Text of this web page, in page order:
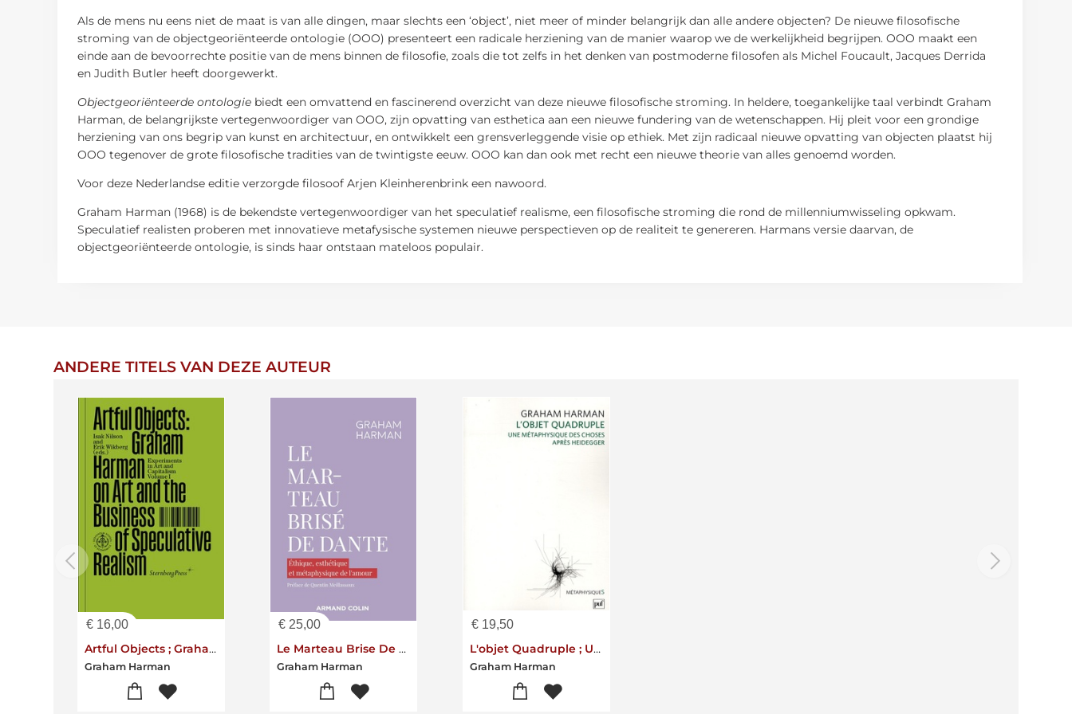
Als de mens nu eens niet de maat is van alle dingen, maar slechts een ‘object’, niet meer of minder belangrijk dan alle andere objecten? De nieuwe filosofische
stroming van de objectgeoriënteerde ontologie (OOO) presenteert een radicale herziening van de manier waarop we de werkelijkheid begrijpen. OOO maakt een
einde aan de bevoorrechte positie van de mens binnen de filosofie, zoals die tot zelfs in het denken van postmoderne filosofen als Michel Foucault, Jacques Derrida
en Judith Butler heeft doorgewerkt.
Objectgeoriënteerde ontologie biedt een omvattend en fascinerend overzicht van deze nieuwe filosofische stroming. In heldere, toegankelijke taal verbindt Graham
Harman, de belangrijkste vertegenwoordiger van OOO, zijn opvatting van esthetica aan een nieuwe fundering van de wetenschappen. Hij pleit voor een grondige
herziening van ons begrip van kunst en architectuur, en ontwikkelt een grensverleggende visie op ethiek. Met zijn radicaal nieuwe opvatting van objecten plaatst hij
OOO tegenover de grote filosofische tradities van de twintigste eeuw. OOO kan dan ook met recht een nieuwe theorie van alles genoemd worden.
Voor deze Nederlandse editie verzorgde filosoof Arjen Kleinherenbrink een nawoord.
Graham Harman (1968) is de bekendste vertegenwoordiger van het speculatief realisme, een filosofische stroming die rond de millenniumwisseling opkwam.
Speculatief realisten proberen met innovatieve metafysische systemen nieuwe perspectieven op de realiteit te genereren. Harmans versie daarvan, de
objectgeoriënteerde ontologie, is sinds haar ontstaan mateloos populair.
ANDERE TITELS VAN DEZE AUTEUR
€ 16,00
Artful Objects ; Graham Harman On Art And The Business Of Speculative Realism
Graham Harman
€ 25,00
Le Marteau Brise De Dante : Ethique, Esthetique Et Metaphysique De L'amour
Graham Harman
€19,50
L'objet Quadruple ; Une Metaphysique Des Choses Apres Heidegger
Graham Harman